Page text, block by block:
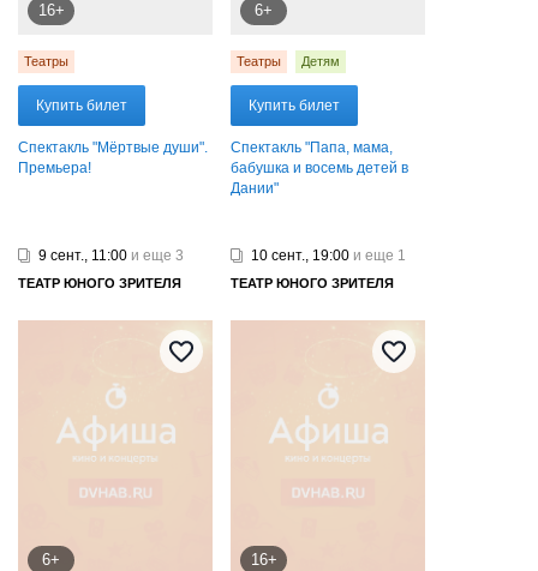
16+
Театры
Купить билет
Спектакль "Мёртвые души".
Премьера!
6+
Театры Детям
Купить билет
Спектакль "Папа, мама,
бабушка и восемь детей в
Дании"
9 сент., 11:00 и еще 3
ТЕАТР ЮНОГО ЗРИТЕЛЯ
6+
10 сент., 19:00 и еще 1
ТЕАТР ЮНОГО ЗРИТЕЛЯ
16+